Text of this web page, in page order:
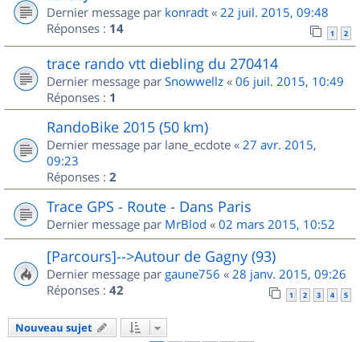
Dernier message par konradt « 22 juil. 2015, 09:48
Réponses : 14 1 2
trace rando vtt diebling du 270414
Dernier message par Snowwellz « 06 juil. 2015, 10:49
Réponses : 1
RandoBike 2015 (50 km)
Dernier message par lane_ecdote « 27 avr. 2015,
09:23
Réponses : 2
Trace GPS - Route - Dans Paris
Dernier message par MrBlod « 02 mars 2015, 10:52
[Parcours]-->Autour de Gagny (93)
Dernier message par gaune756 « 28 janv. 2015, 09:26
Réponses : 42 1 2 3 4 5
Nouveau sujet